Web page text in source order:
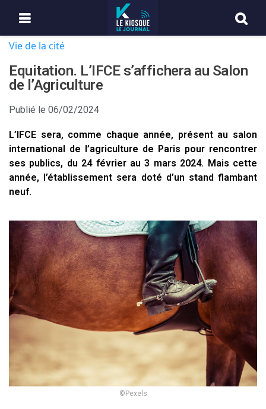
Vie de la cité
Equitation. L’IFCE s’affichera au Salon
de l’Agriculture
Publié le 06/02/2024
L’IFCE sera, comme chaque année, présent au salon
international de l’agriculture de Paris pour rencontrer
ses publics, du 24 février au 3 mars 2024. Mais cette
année, l’établissement sera doté d’un stand flambant
neuf.
©Pexels